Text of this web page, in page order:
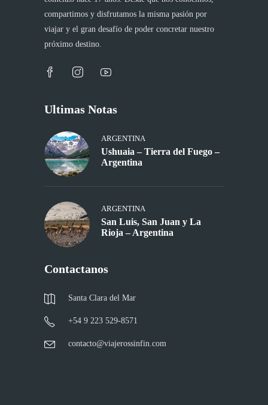
compartimos y disfrutamos la misma pasión por
viajar y el gran desafío de poder concretar nuestro
próximo destino.
Ultimas Notas
ARGENTINA
Ushuaia – Tierra del Fuego –
Argentina
ARGENTINA
San Luis, San Juan y La
Rioja – Argentina
Contactanos
Santa Clara del Mar
+54 9 223 529-8571
contacto@viajerossinfin.com